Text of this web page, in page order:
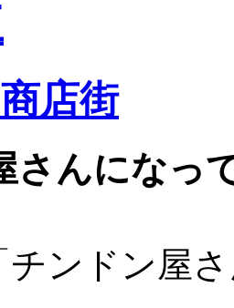
店街
さんになっ
チンドン屋